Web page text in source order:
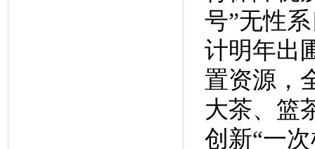
号”无性
计明年出
置资源，
大茶、篮
创新“一